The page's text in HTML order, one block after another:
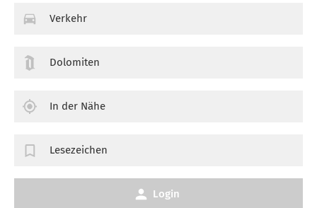
Verkehr
Dolomiten
In der Nähe
Lesezeichen
Login